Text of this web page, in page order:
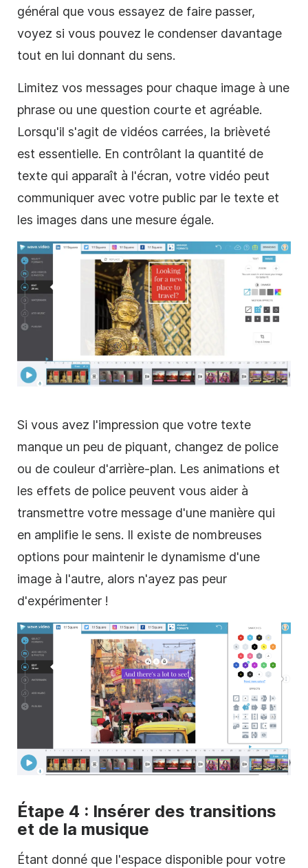
général que vous essayez de faire passer,
voyez si vous pouvez le condenser davantage
tout en lui donnant du sens.
Limitez vos messages pour chaque image à une
phrase ou une question courte et agréable.
Lorsqu'il s'agit de vidéos carrées, la brièveté
est essentielle. En contrôlant la quantité de
texte qui apparaît à l'écran, votre vidéo peut
communiquer avec votre public par le texte et
les images dans une mesure égale.
Si vous avez l'impression que votre texte
manque un peu de piquant, changez de police
ou de couleur d'arrière-plan. Les animations et
les effets de police peuvent vous aider à
transmettre votre message d'une manière qui
en amplifie le sens. Il existe de nombreuses
options pour maintenir le dynamisme d'une
image à l'autre, alors n'ayez pas peur
d'expérimenter !
Étape 4 : Insérer des transitions
et de la musique
Étant donné que l'espace disponible pour votre